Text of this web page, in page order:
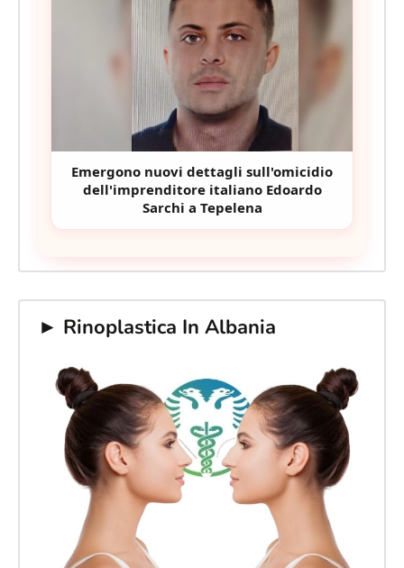
Emergono nuovi dettagli sull'omicidio
dell'imprenditore italiano Edoardo
Sarchi a Tepelena
► Rinoplastica In Albania